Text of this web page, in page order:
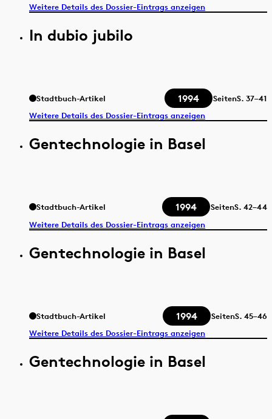
Weitere Details des Dossier-Eintrags anzeigen
In dubio jubilo
Stadtbuch-Artikel 1994 SeitenS. 37–41
Weitere Details des Dossier-Eintrags anzeigen
Gentechnologie in Basel
Stadtbuch-Artikel 1994 SeitenS. 42–44
Weitere Details des Dossier-Eintrags anzeigen
Gentechnologie in Basel
Stadtbuch-Artikel 1994 SeitenS. 45–46
Weitere Details des Dossier-Eintrags anzeigen
Gentechnologie in Basel